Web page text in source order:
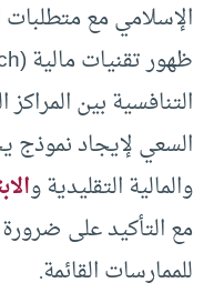
الإسلامي مع
التنافسية بين المراكز
السعي لإيجاد نموذج
والمالية التقليدية و
مع التأكيد على ضرورة
للممارسات القائمة.